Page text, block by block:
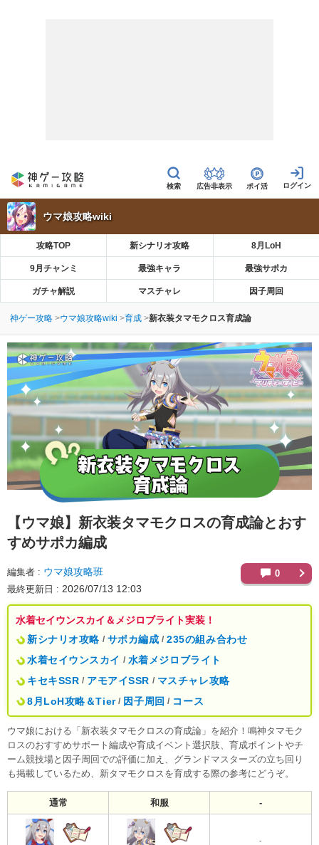
広告非表示 ポイ活
ウマ娘攻略wiki
攻略TOP 新シナリオ攻略 8月LoH
9月チャンミ 最強キャラ 最強サポカ
ガチャ解説 マスチャレ 因子周回
神ゲー攻略 ウマ娘攻略wiki 育成 新衣装タマモクロス育成論
【ウマ娘】 新衣装タマモクロスの育成論とおす
すめサポカ編成
編集者 ウマ娘攻略班
最終更新日 2026/07/13 12:03
0
水着セイウンスカイ＆メジロブライト実装！
新シナリオ攻略 / サポカ編成 / 235の組み合わせ
水着セイウンスカイ / 水着メジロブライト
キセキSSR / アモアイSSR / マスチャレ攻略
8月LoH攻略＆Tier / 因子周回 / コース
ウマ娘における「新衣装タマモクロスの育成論」を紹介！鳴神タマモク
ロスのおすすめサポート編成や育成イベント選択肢、育成ポイントやチ
ーム競技場と因子周回での評価に加え、グランドマスターズの立ち回り
も掲載しているため、新タマモクロスを育成する際の参考にどうぞ。
通常 和服 -
-